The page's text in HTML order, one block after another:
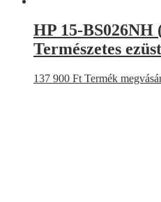
HP 15-BS026NH
Természetes ezüst
137 900 Ft Termék